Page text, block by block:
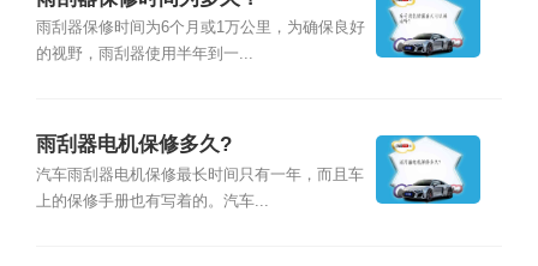
雨刮器保修时间为6个月或1万公里，为确保良好
的视野，雨刮器使用半年到一...
雨刮器电机保修多久?
汽车雨刮器电机保修最长时间只有一年，而且车
上的保修手册也有写着的。汽车...